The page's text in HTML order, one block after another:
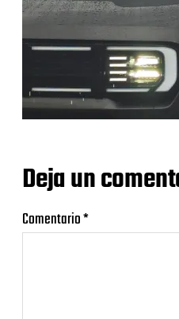
Deja un
Comentario*